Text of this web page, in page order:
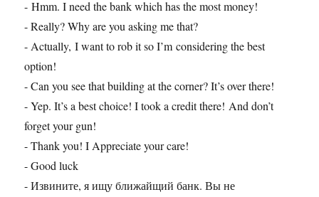
- Hmm. I need the bank which has the most money!
- Really? Why are you asking me that?
- Actually, I want to rob it so I’m considering the best
option!
- Can you see that building at the corner? It’s over there!
- Yep. It’s a best choice! I took a credit there! And don’t
forget your gun!
- Thank you! I Appreciate your care!
- Good luck
- Извините, я ищу ближайщий банк. Вы не